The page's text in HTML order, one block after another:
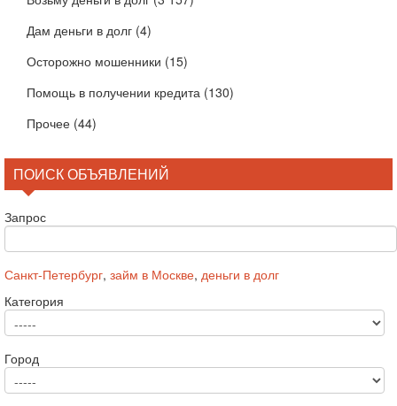
Дам деньги в долг (4)
Осторожно мошенники (15)
Помощь в получении кредита (130)
Прочее (44)
ПОИСК ОБЪЯВЛЕНИЙ
Запрос
Санкт-Петербург, займ в Москве, деньги в долг
Категория
Город